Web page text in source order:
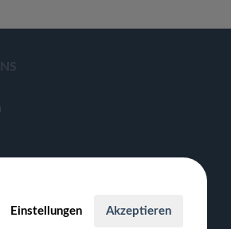
Einstellungen Akzeptieren